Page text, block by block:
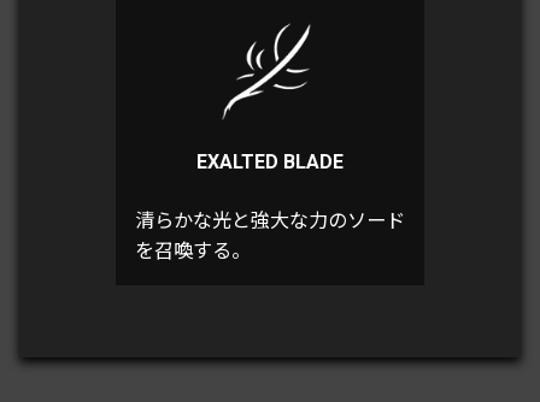
EXALTED BLADE
清らかな光と強大な力のソード
を召喚する。